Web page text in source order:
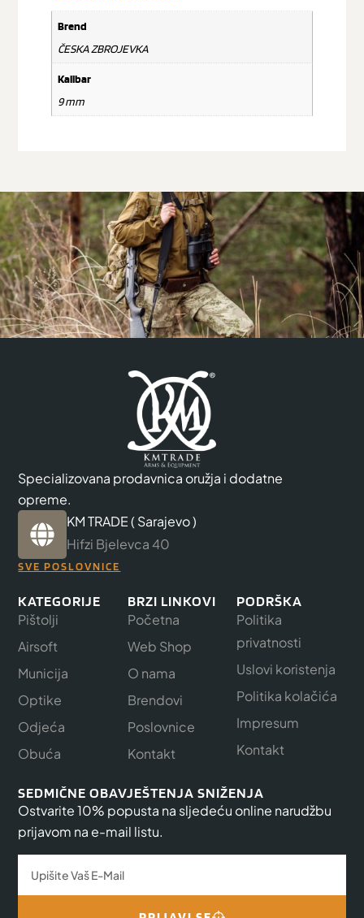
Brend
ČESKA ZBROJEVKA
Kalibar
9 mm
Specializovana prodavnica oružja i dodatne
opreme.
KM TRADE ( Sarajevo )
Hifzi Bjelevca 40
SVE POSLOVNICE
KATEGORIJE
Pištolji
Airsoft
Municija
Optike
Odjeća
Obuća
BRZI LINKOVI
Početna
Web Shop
O nama
Brendovi
Poslovnice
Kontakt
PODRŠKA
Politika
privatnosti
Uslovi koristenja
Politika kolačića
Impresum
Kontakt
SEDMIČNE OBAVJEŠTENJA SNIŽENJA
Ostvarite 10% popusta na sljedeću online narudžbu
prijavom na e-mail listu.